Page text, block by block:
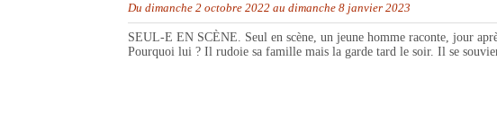
Du dimanche 2 octobre 2022 au dimanche 8 janvier 2023
SEUL-E EN SCÈNE. Seul en scène, un jeune homme raconte, jour
Pourquoi lui ? Il rudoie sa famille mais la garde tard le soir. Il se